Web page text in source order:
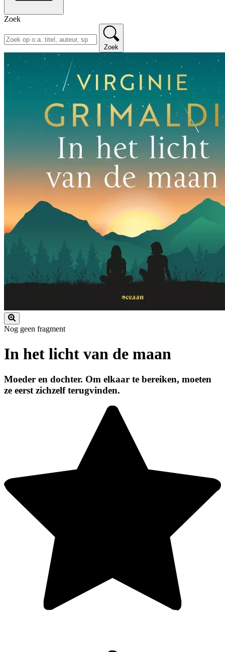
Zoek
Zoek
Nog geen fragment
In het licht van de maan
Moeder en dochter. Om elkaar te bereiken, moeten
ze eerst zichzelf terugvinden.